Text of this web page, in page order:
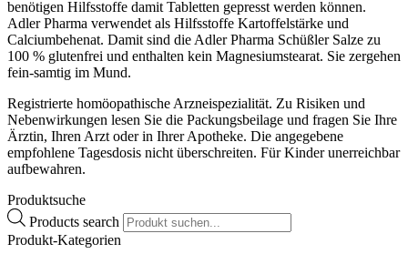
benötigen Hilfsstoffe damit Tabletten gepresst werden können.
Adler Pharma verwendet als Hilfsstoffe Kartoffelstärke und
Calciumbehenat. Damit sind die Adler Pharma Schüßler Salze zu
100 % glutenfrei und enthalten kein Magnesiumstearat. Sie zergehen
fein-samtig im Mund.
Registrierte homöopathische Arzneispezialität. Zu Risiken und
Nebenwirkungen lesen Sie die Packungsbeilage und fragen Sie Ihre
Ärztin, Ihren Arzt oder in Ihrer Apotheke. Die angegebene
empfohlene Tagesdosis nicht überschreiten. Für Kinder unerreichbar
aufbewahren.
Produktsuche
Products search
Produkt-Kategorien